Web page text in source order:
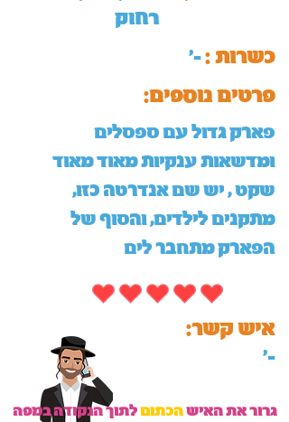
רחוק
'- כשרות :
:פרטים נוספים
פארק גדול עם ספסלים
ומדשאות ענקיות מאוד מאוד
שקט , יש שם אנדרטה כזו,
מתקנים לילדים, והסוף של
הפארק מתחבר לים
'-
:איש קשר
גרור את האישהכתוםלתוך הנקודה במפה